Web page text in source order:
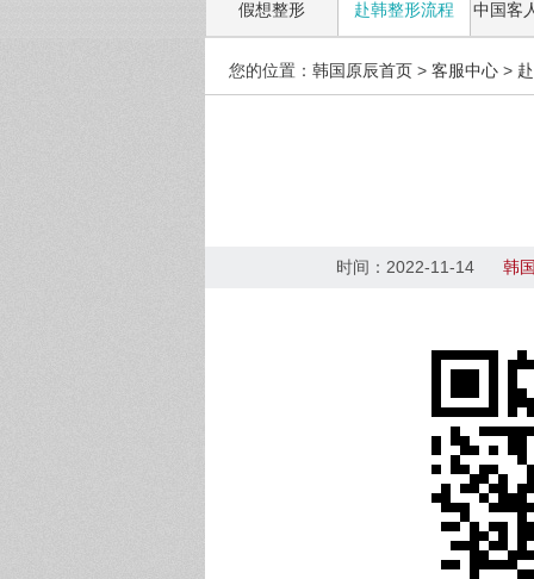
假想整形 赴韩整形流程 中国客
您的位置： 韩国原辰首页 > 客服中心 >
时间：2022-11-14 韩